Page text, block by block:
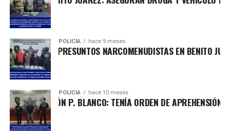
POLICÍA hace 9 meses
A TRES PRESUNTOS NARCOMENUDISTAS EN BENITO
POLICÍA hace 10 meses
EN OTHÓN P. BLANCO: TENÍA ORDEN DE APREHENSIÓN